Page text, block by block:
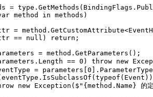
=
method in methods)
=
== null) return;
= method.GetParameters();
== 0) throw new
=
new Exception($"{method.Name} 的定义